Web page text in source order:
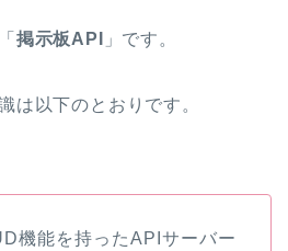
掲示板API 」です。
は以下のとおりです。
機能を持ったAPIサーバー